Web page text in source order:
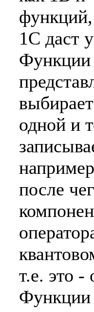
1С даст
Функции
одной и
после
т.е. это -
Функции